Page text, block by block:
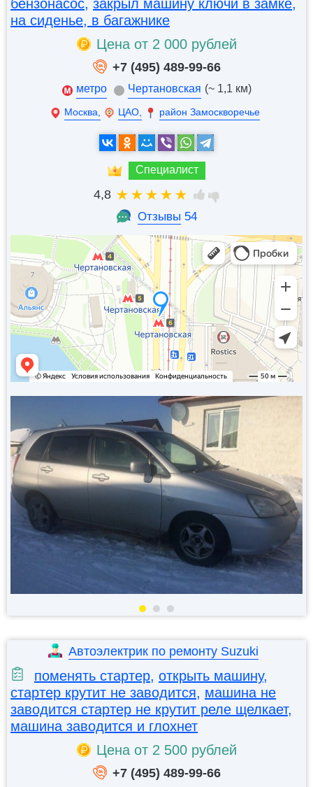
бензонасос, закрыл машину ключи в замке,
на сиденье, в багажнике
Цена от 2 000 рублей
+7 (495) 489-99-66
метро Чертановская (~ 1,1 км)
Москва, ЦАО, район Замоскворечье
Специалист
4,8
Отзывы 54
Автоэлектрик по ремонту Suzuki
поменять стартер, открыть машину,
стартер крутит не заводится, машина не
заводится стартер не крутит реле щелкает,
машина заводится и глохнет
Цена от 2 500 рублей
+7 (495) 489-99-66